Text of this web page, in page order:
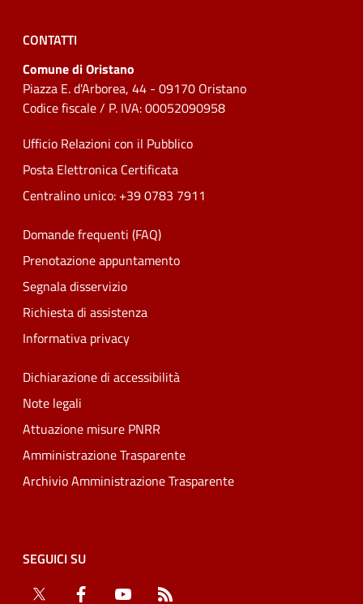
CONTATTI
Comune di Oristano
Piazza E. d'Arborea, 44 - 09170 Oristano
Codice fiscale / P. IVA: 00052090958
Ufficio Relazioni con il Pubblico
Posta Elettronica Certificata
Centralino unico: +39 0783 7911
Domande frequenti (FAQ)
Prenotazione appuntamento
Segnala disservizio
Richiesta di assistenza
Informativa privacy
Dichiarazione di accessibilità
Note legali
Attuazione misure PNRR
Amministrazione Trasparente
Archivio Amministrazione Trasparente
SEGUICI SU
Twitter
Facebook YouTube